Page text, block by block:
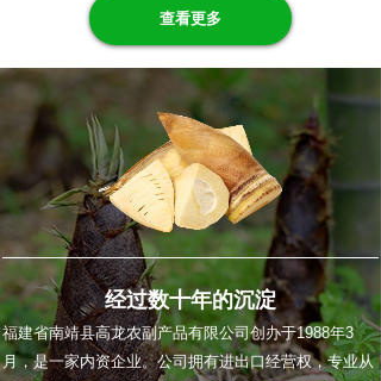
查看更多
福建省南靖县高龙农副产品有限公司创办于1988年3
月，是一家内资企业。公司拥有进出口经营权，专业从
经过数十年的沉淀